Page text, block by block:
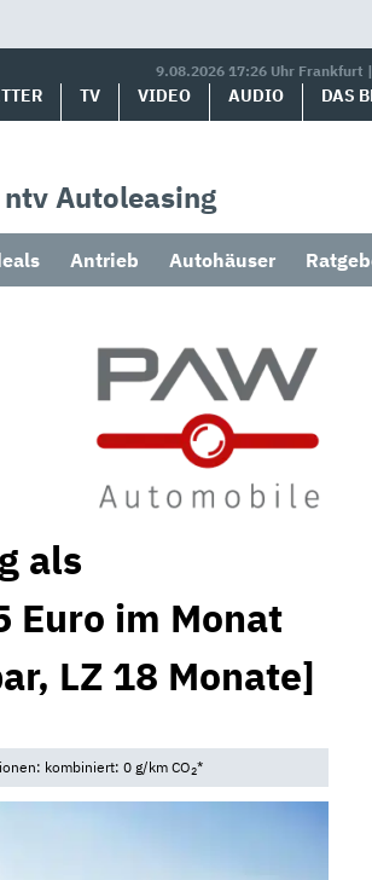
9.08.2026 17:26 Uhr Frankfurt
TV VIDEO AUDIO DAS
Autoleasing
Antrieb Autohäuser
als
Euro im Monat
LZ 18 Monate]
kombiniert: 0 g/km CO2*